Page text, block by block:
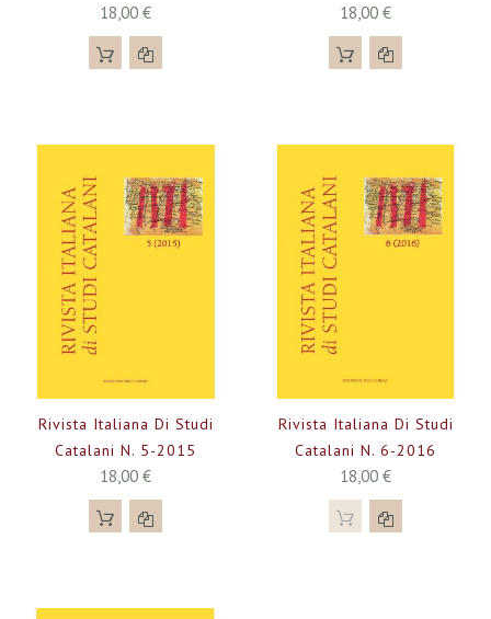
18,00 € 18,00 €
Rivista Italiana Di Studi
Catalani N. 5-2015
18,00 €
Rivista Italiana Di Studi
Catalani N. 6-2016
18,00 €